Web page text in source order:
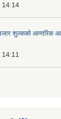
14:14
शुल्कको आन्तरिक